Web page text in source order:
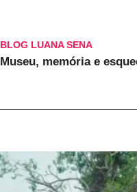
BLOG LUANA SENA
Museu, memória e